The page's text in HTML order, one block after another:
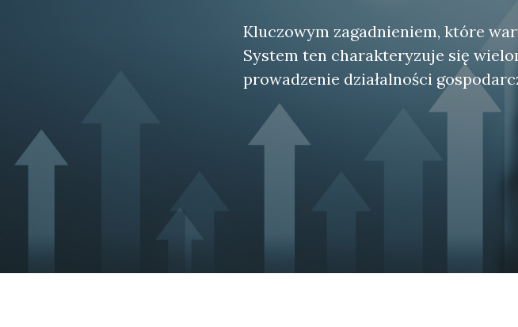
Kluczowym zagadnieniem, które
System ten charakteryzuje się
prowadzenie działalności